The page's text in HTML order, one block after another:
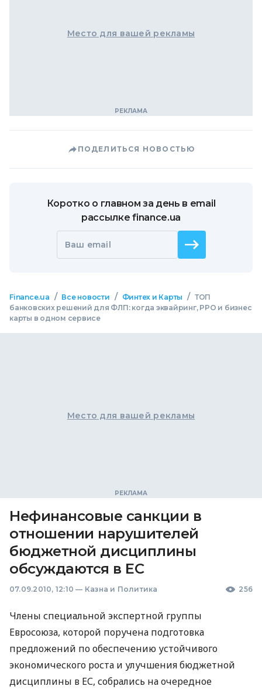
Место для вашей рекламы
ПОДЕЛИТЬСЯ НОВОСТЬЮ
Коротко о главном за день в email
рассылке finance.ua
Ваш email
Finance.ua / Все новости / Финтех и Карты / ТОП
банковских решений для ФЛП: когда эквайринг, РРО и бизнес
карты в одном сервисе
Место для вашей рекламы
Нефинансовые санкции в
отношении нарушителей
бюджетной дисциплины
обсуждаются в ЕС
07.09.2010, 12:10 — Казна и Политика 256
Члены специальной экспертной группы
Евросоюза, которой поручена подготовка
предложений по обеспечению устойчивого
экономического роста и улучшения бюджетной
дисциплины в ЕС, собрались на очередное